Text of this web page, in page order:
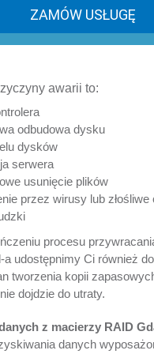
ZAMÓW USŁUGĘ
awarii to:
odbudowa dysku
dysków
serwera
usunięcie plików
przez wirusy lub złośliwe
procesu
a udostępnimy Ci również
tworzenia kopii
dojdzie do utraty.
z macierzy RAID
danych